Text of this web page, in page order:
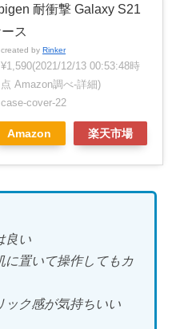
耐衝撃 Galaxy S21
ス
created by Rinker
¥1,590(2021/12/13 00:53:48時
点 Amazon調べ-詳細)
case-cover-22
Amazon 楽天市場
良い
に置いて操作してもカ
ック感が気持ちいい